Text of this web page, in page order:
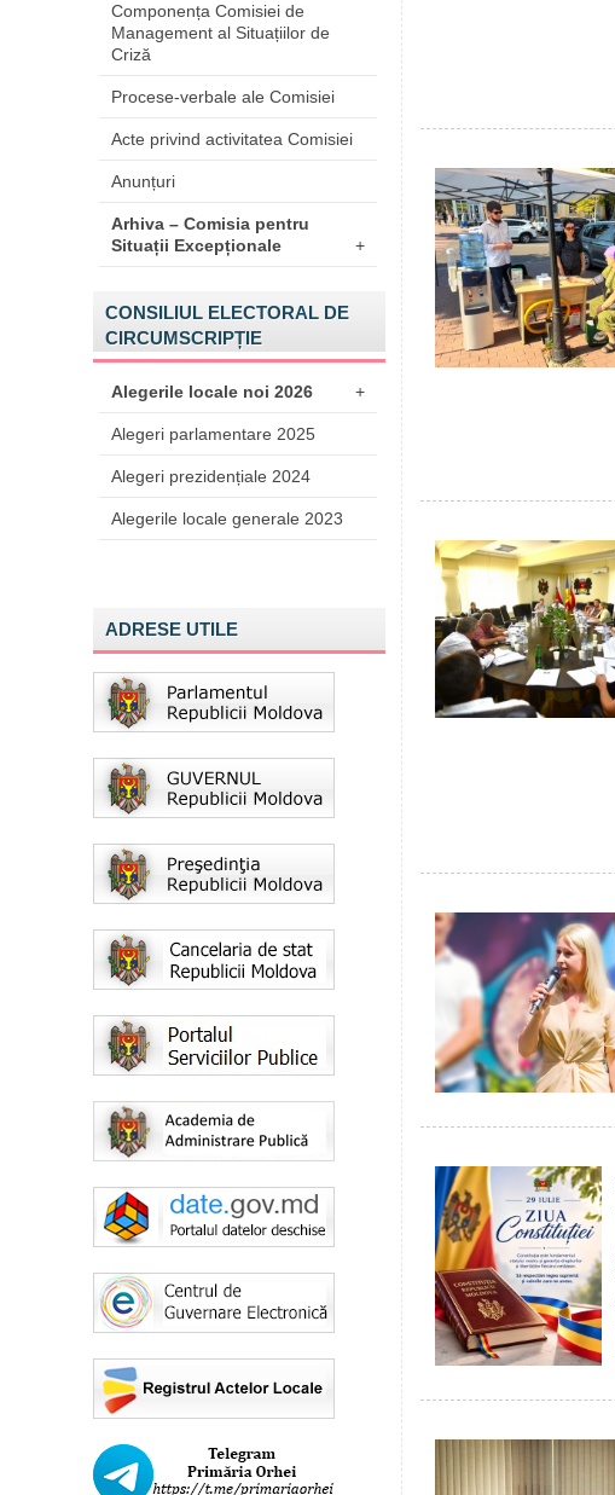
Componența Comisiei de
Management al Situațiilor de
Criză
Procese-verbale ale Comisiei
Acte privind activitatea Comisiei
Anunțuri
Arhiva – Comisia pentru
Situații Excepționale
+
CONSILIUL ELECTORAL DE
CIRCUMSCRIPȚIE
Alegerile locale noi 2026 +
Alegeri parlamentare 2025
Alegeri prezidențiale 2024
Alegerile locale generale 2023
ADRESE UTILE